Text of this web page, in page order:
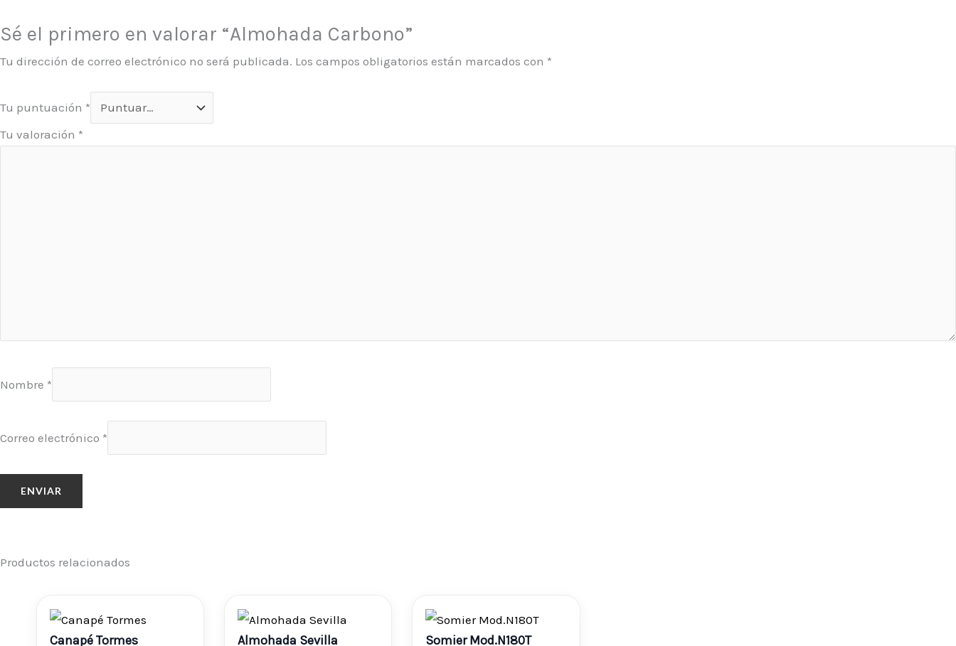
Sé el primero en valorar “Almohada Carbono”
Tu dirección de correo electrónico no será publicada. Los campos obligatorios están marcados con *
Tu puntuación *
Tu valoración *
Nombre *
Correo electrónico *
Productos relacionados
Canapé Tormes
Rango
Almohada Sevilla
Rango
Somier Mod.N180T
Rango